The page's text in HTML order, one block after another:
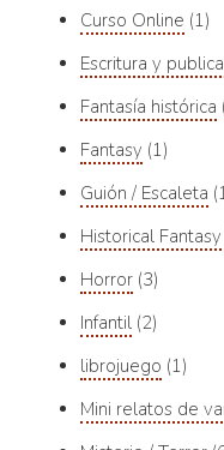
Curso Online 1
Escritura y
Fantasía histórica
Fantasy 1
Guión / Escaleta
Historical Fantasy
Horror 3
Infantil 2
librojuego 1
Mini relatos de